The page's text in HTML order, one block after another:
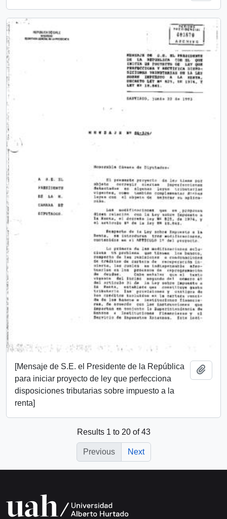
[Mensaje de S.E. el Presidente de la República
para iniciar proyecto de ley que perfecciona
disposiciones tributarias sobre impuesto a la
renta]
Results 1 to 20 of 43
Previous Next